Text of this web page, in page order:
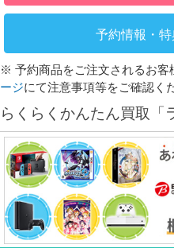
予約情報・
※ 予約商品をご注文されるお客
ージにて注意事項等をご確認く
らくらくかんたん買取「